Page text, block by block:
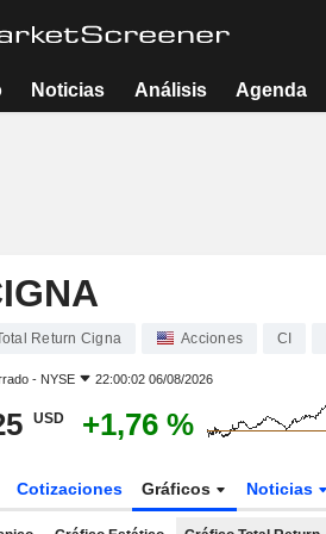
Noticias Análisis Agenda
Return Cigna Acciones CI
- NYSE 22:00:02 06/08/2026
USD +1,76 %
Cotizaciones Gráficos Noticias